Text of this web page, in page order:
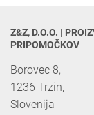
Z&Z, D.O.O. |
PRIPOMOČKOV
Borovec 8,
1236 Trzin,
Slovenija